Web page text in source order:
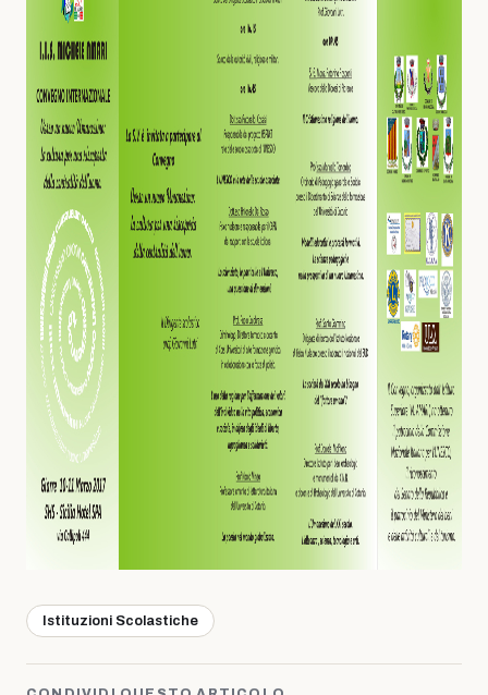
Istituzioni Scolastiche